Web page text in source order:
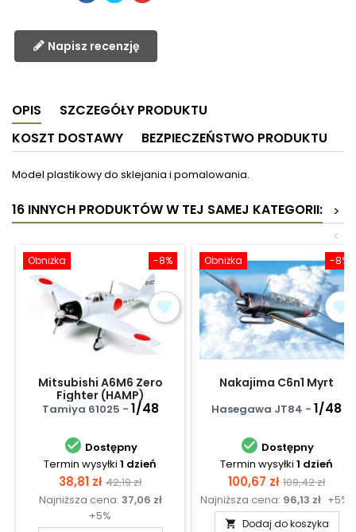
Napisz recenzję
OPIS
SZCZEGÓŁY PRODUKTU
KOSZT DOSTAWY
BEZPIECZEŃSTWO PRODUKTU
Model plastikowy do sklejania i pomalowania.
16 INNYCH PRODUKTÓW W TEJ SAMEJ KATEGORII:
>
<
-8%
Obniżka
Mitsubishi A6M6 Zero
Fighter (HAMP)
Tamiya 61025 - 1/48
 Dostępny
Termin wysyłki 1 dzień
Cena
38,81 zł Cena
podstawowa
42,19 zł
Najniższa cena: 37,06 zł
+5%
-8%
Obniżka
Nakajima C6n1 Myrt
Hasegawa JT84 - 1/48
 Dostępny
Termin wysyłki 1 dzień
Cena
100,67 zł Cena
109,42 zł
Najniższa cena: 96,13 zł +5%
 Dodaj do koszyka